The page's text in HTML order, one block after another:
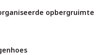
opbergruimte